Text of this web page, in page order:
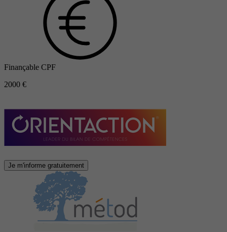
Finançable CPF
2000 €
Je m'informe gratuitement